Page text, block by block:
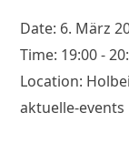
Date: 6. März
Time: 19:00 -
Location:
aktuelle-